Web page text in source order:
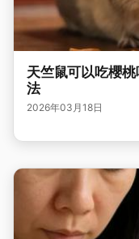
天竺鼠可以吃櫻
法
2026年03月18日